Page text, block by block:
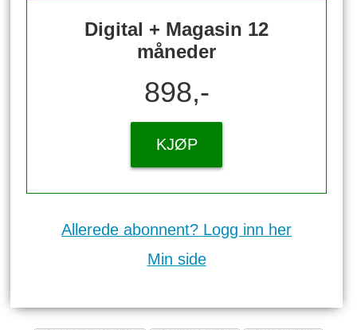
Digital + Magasin 12
måneder
898,-
KJØP
Allerede abonnent? Logg inn her
Min side